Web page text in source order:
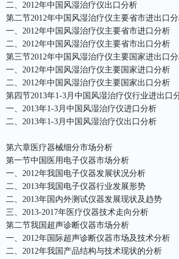
二、2012年中国风湿治疗仪出口分析
第二节2012年中国风湿治疗仪主要省市进出口
一、2012年中国风湿治疗仪主要省市进口分析
二、2012年中国风湿治疗仪主要省市出口分析
第三节2012年中国风湿治疗仪主要国家进出口
一、2012年中国风湿治疗仪主要国家进口分析
二、2012年中国风湿治疗仪主要国家出口分析
第四节2013年1-3月中国风湿治疗仪行业进出口
一、2013年1-3月中国风湿治疗仪进口分析
二、2013年1-3月中国风湿治疗仪出口分析
第六章医疗器械细分市场分析
第一节中国医用电子仪器市场分析
一、2012年我国电子仪器发展状况分析
二、2013年我国电子仪器行业发展形势
二、2013年国内外测试仪器发展现状及趋势
三、2013-2017年医疗仪器技术走向分析
第二节我国超声诊断仪器市场分析
一、2012年国际超声诊断仪器市场及技术分析
二、2012年我国产品结构与技术现状的分析